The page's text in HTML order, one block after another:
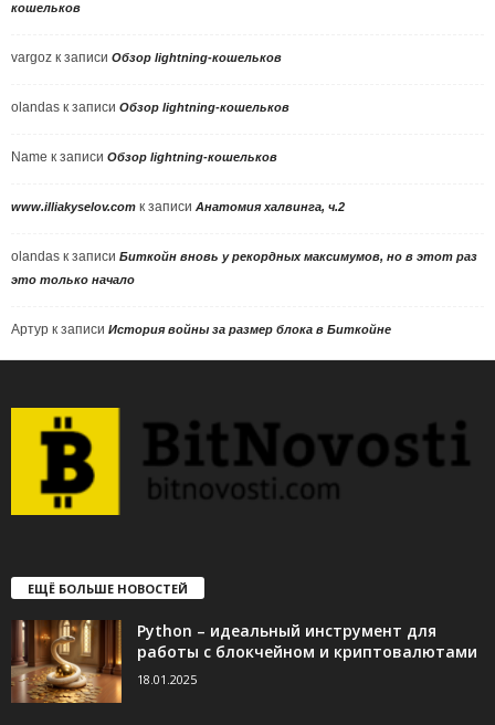
кошельков
vargoz к записи Обзор lightning-кошельков
olandas к записи Обзор lightning-кошельков
Name к записи Обзор lightning-кошельков
www.illiakyselov.com к записи Анатомия халвинга, ч.2
olandas к записи Биткойн вновь у рекордных максимумов, но в этот раз
это только начало
Артур к записи История войны за размер блока в Биткойне
ЕЩЁ БОЛЬШЕ НОВОСТЕЙ
Python – идеальный инструмент для
работы с блокчейном и криптовалютами
18.01.2025